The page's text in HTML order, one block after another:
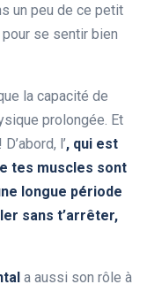
un peu de ce petit
se sentir bien
la capacité de
prolongée. Et
l’, qui est
tes muscles sont
longue période
sans t’arrêter,
a aussi son rôle à